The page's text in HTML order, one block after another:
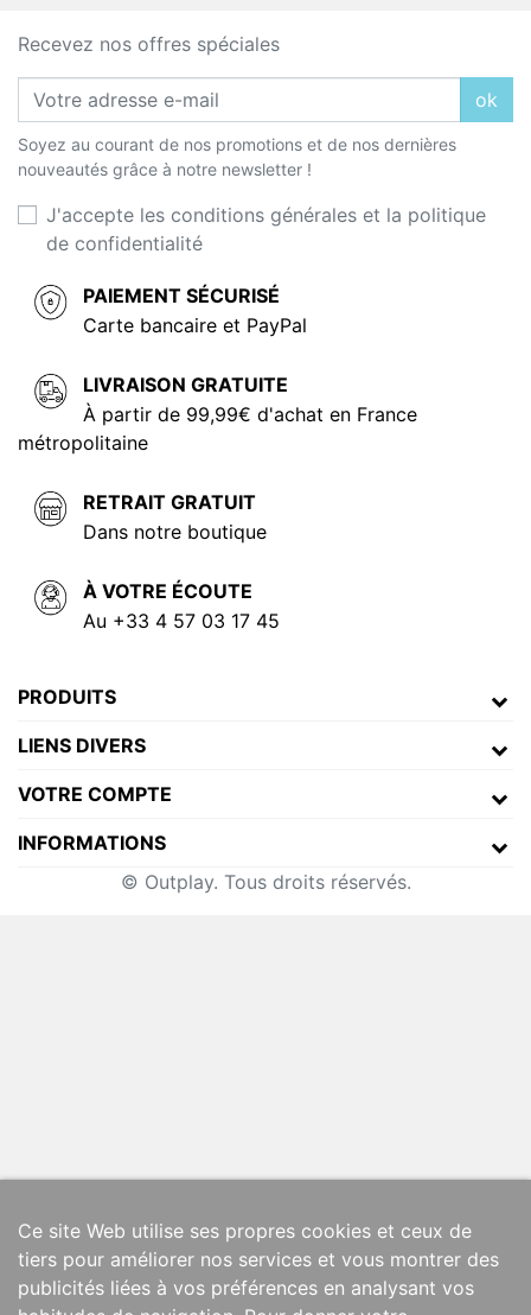
Recevez nos offres spéciales
ok
Soyez au courant de nos promotions et de nos dernières
nouveautés grâce à notre newsletter !
J'accepte les conditions générales et la politique
de confidentialité
PAIEMENT SÉCURISÉ
Carte bancaire et PayPal
LIVRAISON GRATUITE
À partir de 99,99€ d'achat en France
métropolitaine
RETRAIT GRATUIT
Dans notre boutique
À VOTRE ÉCOUTE
Au +33 4 57 03 17 45
PRODUITS
LIENS DIVERS
VOTRE COMPTE
INFORMATIONS
Ce site Web utilise ses propres cookies et ceux de
tiers pour améliorer nos services et vous montrer des
publicités liées à vos préférences en analysant vos
© Outplay. Tous droits réservés.